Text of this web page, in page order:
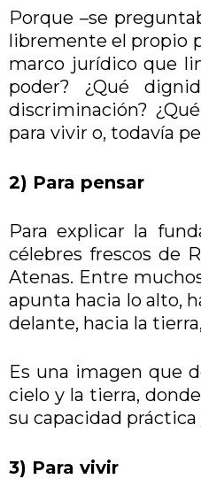
Porque –se
libremente el propio
marco jurídico que
poder? ¿Qué
discriminación?
para vivir o, todavía
2) Para pensar
Para explicar la
célebres frescos de
Atenas. Entre
apunta hacia lo alto,
delante, hacia la
Es una imagen que
cielo y la tierra,
su capacidad
3) Para vivir